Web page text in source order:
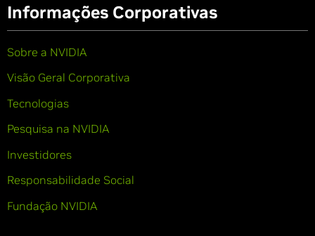
Informações Corporativas
Sobre a NVIDIA
Visão Geral Corporativa
Tecnologias
Pesquisa na NVIDIA
Investidores
Responsabilidade Social
Fundação NVIDIA